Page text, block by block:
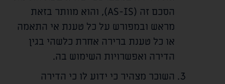
הסכם זה (AS-IS), והוא מוותר בזאת
מראש ובמפורש על כל טענת אי התאמה
או כל טענת ברירה אחרת כלשהי בגין
הדירה ואפשרויות השימוש בה.
השוכר מצהיר כי ידוע לו כי הדירה